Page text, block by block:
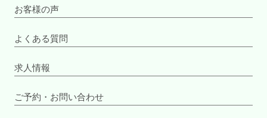
お客様の声
よくある質問
求人情報
ご予約・お問い合わせ